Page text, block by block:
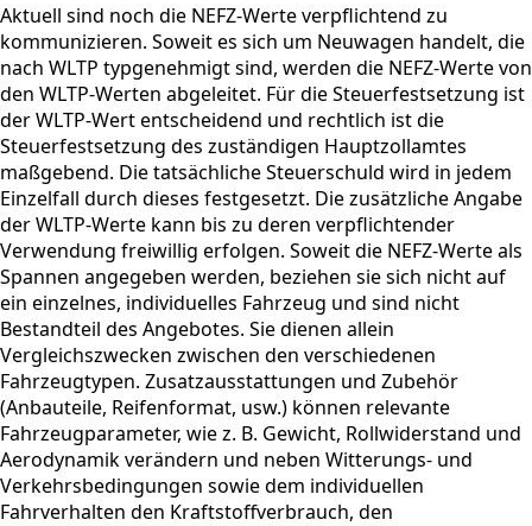
Aktuell sind noch die NEFZ-Werte verpflichtend zu
kommunizieren. Soweit es sich um Neuwagen handelt, die
nach WLTP typgenehmigt sind, werden die NEFZ-Werte von
den WLTP-Werten abgeleitet. Für die Steuerfestsetzung ist
der WLTP-Wert entscheidend und rechtlich ist die
Steuerfestsetzung des zuständigen Hauptzollamtes
maßgebend. Die tatsächliche Steuerschuld wird in jedem
Einzelfall durch dieses festgesetzt. Die zusätzliche Angabe
der WLTP-Werte kann bis zu deren verpflichtender
Verwendung freiwillig erfolgen. Soweit die NEFZ-Werte als
Spannen angegeben werden, beziehen sie sich nicht auf
ein einzelnes, individuelles Fahrzeug und sind nicht
Bestandteil des Angebotes. Sie dienen allein
Vergleichszwecken zwischen den verschiedenen
Fahrzeugtypen. Zusatzausstattungen und Zubehör
(Anbauteile, Reifenformat, usw.) können relevante
Fahrzeugparameter, wie z. B. Gewicht, Rollwiderstand und
Aerodynamik verändern und neben Witterungs- und
Verkehrsbedingungen sowie dem individuellen
Fahrverhalten den Kraftstoffverbrauch, den